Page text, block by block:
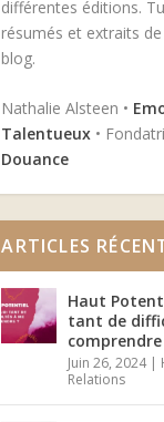
différentes éditions.
résumés et extraits
blog.
Nathalie Alsteen •
Talentueux •
Douance
ARTICLES
Haut
tant de
comprendre
Juin 26, 2024|
Relations